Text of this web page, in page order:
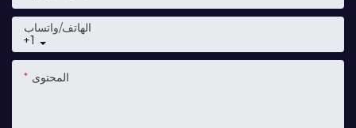
+1
الهاتف/واتساب
المحتوى